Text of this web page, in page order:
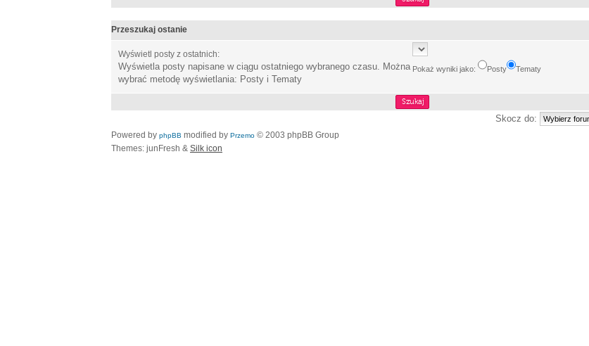
Przeszukaj ostanie
Wyświetl posty z ostatnich:
Wyświetla posty napisane w ciągu ostatniego wybranego czasu. Można
wybrać metodę wyświetlania: Posty i Tematy
Pokaż wyniki jako: Posty Tematy
Skocz do:
Powered by phpBB modified by Przemo © 2003 phpBB Group
Themes: junFresh & Silk icon